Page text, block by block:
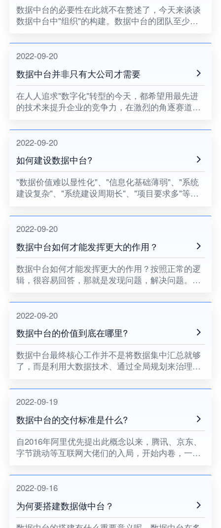
​数据中台的必要性在此就不在赘述了，今天来谈谈
数据中台中"组织"的构建。数据中台的团队至少应
2022-09-20
数据中台并非只有大公司才需要
在人人追求"数字化"转型的今天，都希望用最先进
的技术来提升企业的竞争力，在激烈的角逐赛道上
点，许多人下意识的认为数据中台只有体量巨大的
企业级别才能有资本去探
2022-09-20
如何建设数据中台?
"数据价值难以显性化"、"信息化基础薄弱"、"系统
建设复杂"、"系统建设周期长"、"项目要求多"等等
数据中脱身，快速走上"数据化"转型车道，是不论
新型互联网
2022-09-20
数据中台如何才能发挥更大的作用？
数据中台如何才能发挥更大的作用？按照正常的逻
辑，很容易回答，那就是发现问题，解决问题。但
是一个长期的过程，需要至上而下的全组织配合，
才能有效发挥数据中台的价
2022-09-20
数据中台的价值到底在哪里?
数据中台最终核心工作并不是将数据集中汇总就够
了，而是利用大数据技术、通过全局规划来治理好
数据，来创造价值。
2022-09-19
数据中台的交付标准是什么?
自2016年阿里优先提出此概念以来，腾讯、京东、
字节跳动等互联网大佬们的入局，开始内卷，一时
传统企业也快速嗅到商机，纷纷加入，中台赛道的
独角兽公司融资规模轻
2022-09-16
为何要搭建数据做中台？